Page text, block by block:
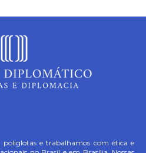
poliglotas e trabalhamos com ética e